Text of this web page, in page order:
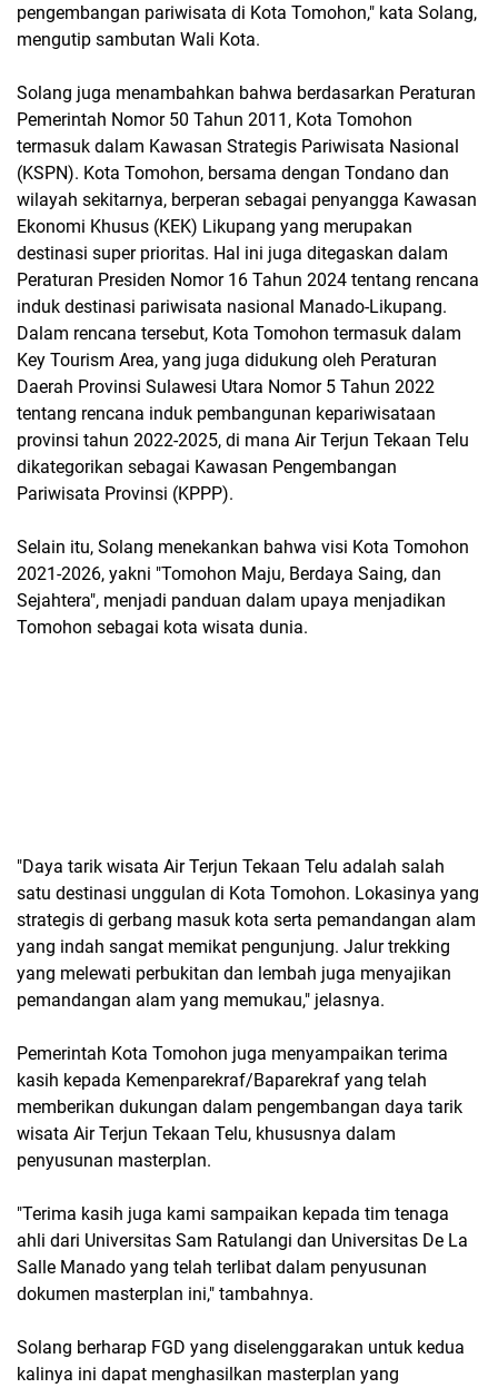
pengembangan pariwisata di Kota Tomohon," kata Solang,
mengutip sambutan Wali Kota.
Solang juga menambahkan bahwa berdasarkan Peraturan
Pemerintah Nomor 50 Tahun 2011, Kota Tomohon
termasuk dalam Kawasan Strategis Pariwisata Nasional
(KSPN). Kota Tomohon, bersama dengan Tondano dan
wilayah sekitarnya, berperan sebagai penyangga Kawasan
Ekonomi Khusus (KEK) Likupang yang merupakan
destinasi super prioritas. Hal ini juga ditegaskan dalam
Peraturan Presiden Nomor 16 Tahun 2024 tentang rencana
induk destinasi pariwisata nasional Manado-Likupang.
Dalam rencana tersebut, Kota Tomohon termasuk dalam
Key Tourism Area, yang juga didukung oleh Peraturan
Daerah Provinsi Sulawesi Utara Nomor 5 Tahun 2022
tentang rencana induk pembangunan kepariwisataan
provinsi tahun 2022-2025, di mana Air Terjun Tekaan Telu
dikategorikan sebagai Kawasan Pengembangan
Pariwisata Provinsi (KPPP).
Selain itu, Solang menekankan bahwa visi Kota Tomohon
2021-2026, yakni "Tomohon Maju, Berdaya Saing, dan
Sejahtera", menjadi panduan dalam upaya menjadikan
Tomohon sebagai kota wisata dunia.
"Daya tarik wisata Air Terjun Tekaan Telu adalah salah
satu destinasi unggulan di Kota Tomohon. Lokasinya yang
strategis di gerbang masuk kota serta pemandangan alam
yang indah sangat memikat pengunjung. Jalur trekking
yang melewati perbukitan dan lembah juga menyajikan
pemandangan alam yang memukau," jelasnya.
Pemerintah Kota Tomohon juga menyampaikan terima
kasih kepada Kemenparekraf/Baparekraf yang telah
memberikan dukungan dalam pengembangan daya tarik
wisata Air Terjun Tekaan Telu, khususnya dalam
penyusunan masterplan.
"Terima kasih juga kami sampaikan kepada tim tenaga
ahli dari Universitas Sam Ratulangi dan Universitas De La
Salle Manado yang telah terlibat dalam penyusunan
dokumen masterplan ini," tambahnya.
Solang berharap FGD yang diselenggarakan untuk kedua
kalinya ini dapat menghasilkan masterplan yang